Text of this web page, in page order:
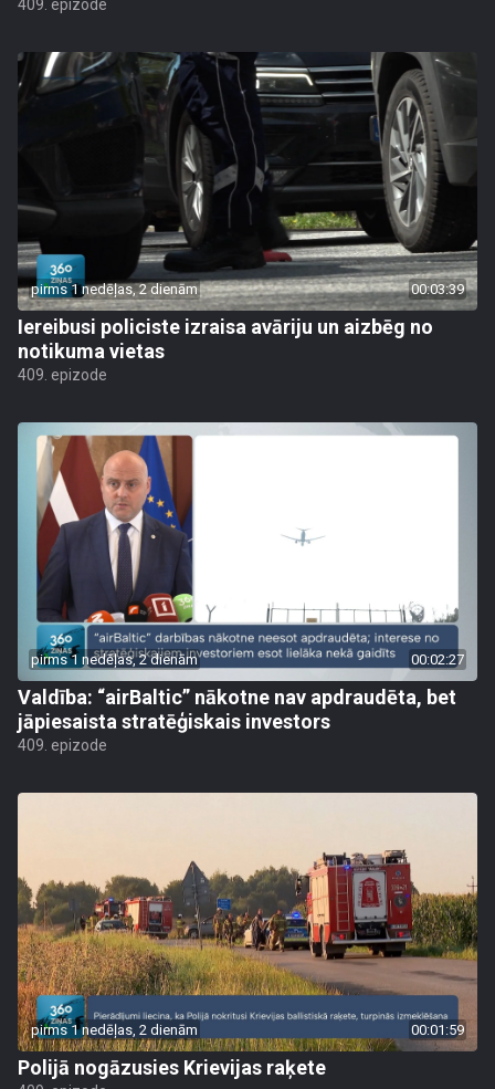
409. epizode
pirms 1 nedēļas, 2 dienām 00:03:39
Iereibusi policiste izraisa avāriju un aizbēg no
notikuma vietas
409. epizode
pirms 1 nedēļas, 2 dienām 00:02:27
Valdība: “airBaltic” nākotne nav apdraudēta, bet
jāpiesaista stratēģiskais investors
409. epizode
pirms 1 nedēļas, 2 dienām 00:01:59
Polijā nogāzusies Krievijas raķete